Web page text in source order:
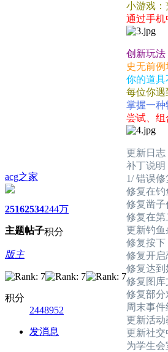
acg之家
2516
主题
2534
帖子
244万
积分
版主
积分
2448952
发消息
小游戏：
通过手机
创新玩法
史无前
你的道具
每位你遇
掌握一种
尝试、组
更新日志
补丁说明
1/ 错误修
修复在钓
修复凿子
修复在
更新钓
修复按下
修复开启
修复达到
修复图库
修复部分
周末事件
更新活动
更新社交
为学生会